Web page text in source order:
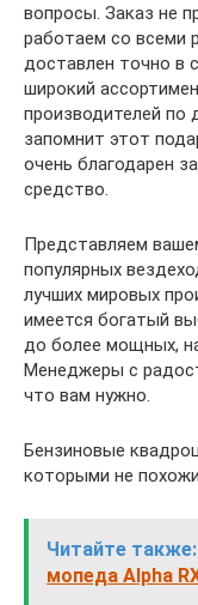
вопросы. Заказ не
работаем со всеми
доставлен точно в
широкий
производителей по
запомнит этот
очень благодарен
средство.
Представляем
популярных
лучших мировых
имеется богатый
до более мощных,
Менеджеры с
что вам нужно.
Бензиновые
которыми не
Читайте также:
мопеда Alpha